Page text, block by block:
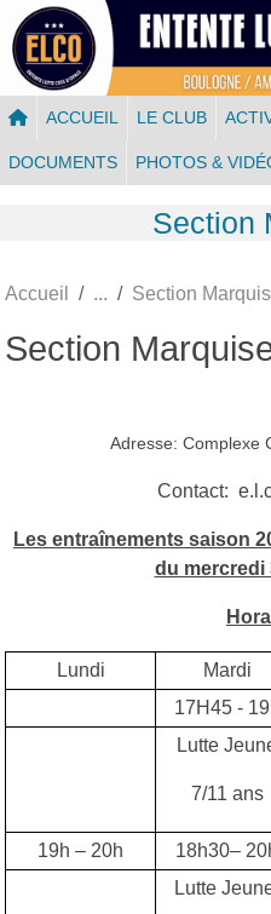
ACCUEIL LE CLUB
DOCUMENTS PHOTOS &
Section
Accueil Section
Section
Adresse: Complexe
Contact:
Les entraînements saison
du mercredi
Lundi Mardi
17H45 -
Lutte
7/11 ans
19h – 20h 18h30–
Lutte
Panneau de gestion des